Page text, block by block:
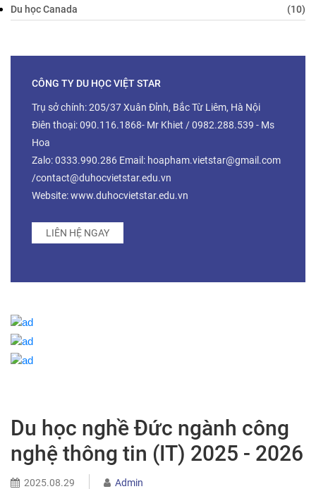
Du học Canada (10)
CÔNG TY DU HỌC VIỆT STAR
Trụ sở chính: 205/37 Xuân Đỉnh, Bắc Từ Liêm, Hà Nội
Điên thoại: 090.116.1868- Mr Khiet / 0982.288.539 - Ms
Hoa
Zalo: 0333.990.286 Email: hoapham.vietstar@gmail.com
/contact@duhocvietstar.edu.vn
Website: www.duhocvietstar.edu.vn
LIÊN HỆ NGAY
Du học nghề Đức ngành công
nghệ thông tin (IT) 2025 - 2026
2025.08.29 Admin